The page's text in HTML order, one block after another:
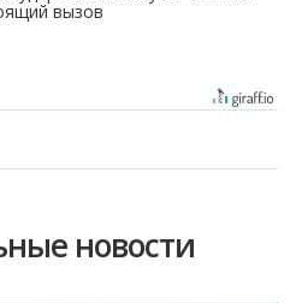
вызов
новости